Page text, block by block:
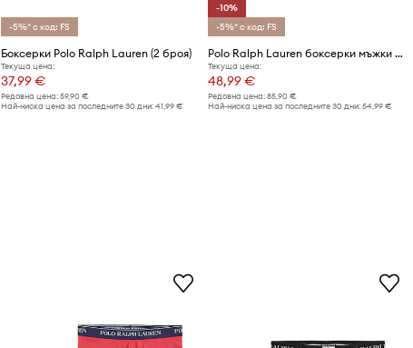
-5%* с код: FS
Боксерки Polo Ralph Lauren (2 броя)
Текуща цена:
37,99 €
Редовна цена: 59,90 €
Най-ниска цена за последните 30 дни: 41,99 €
-10%
-5%* с код: FS
Polo Ralph Lauren боксерки мъжки от памук 3 броя
Текуща цена:
48,99 €
Редовна цена: 85,90 €
Най-ниска цена за последните 30 дни: 54,99 €